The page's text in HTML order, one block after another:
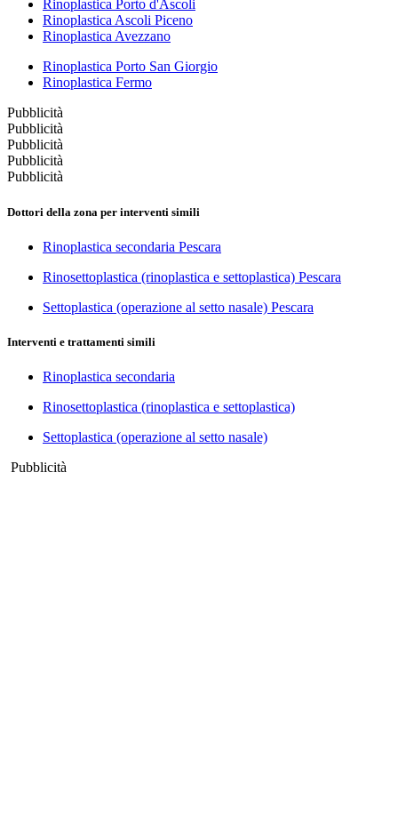
Rinoplastica Porto d'Ascoli
Rinoplastica Ascoli Piceno
Rinoplastica Avezzano
Rinoplastica Porto San Giorgio
Rinoplastica Fermo
Pubblicità
Pubblicità
Pubblicità
Pubblicità
Pubblicità
Dottori della zona per interventi simili
Rinoplastica secondaria Pescara
Rinosettoplastica (rinoplastica e settoplastica) Pescara
Settoplastica (operazione al setto nasale) Pescara
Interventi e trattamenti simili
Rinoplastica secondaria
Rinosettoplastica (rinoplastica e settoplastica)
Settoplastica (operazione al setto nasale)
Pubblicità